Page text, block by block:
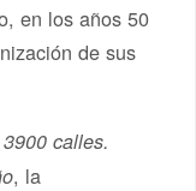
en los años 50
de sus
3900 calles.
, la